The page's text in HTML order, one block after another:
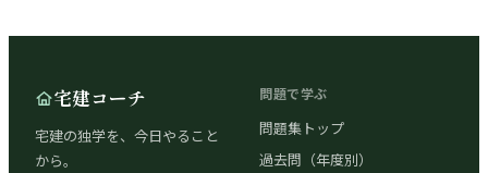
宅建コーチ
宅建の独学を、今日やること
から。
問題で学ぶ
問題集トップ
過去問（年度別）